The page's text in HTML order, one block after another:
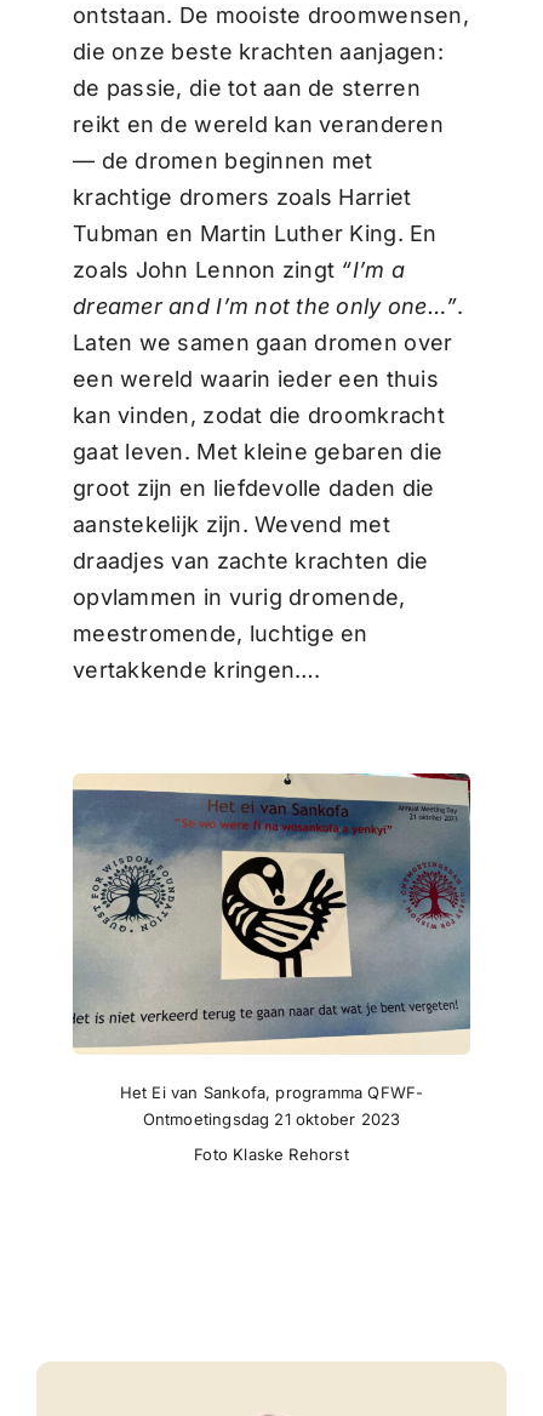
ontstaan. De mooiste droomwensen,
die onze beste krachten aanjagen:
de passie, die tot aan de sterren
reikt en de wereld kan veranderen
— de dromen beginnen met
krachtige dromers zoals Harriet
Tubman en Martin Luther King. En
zoals John Lennon zingt “I’m a
dreamer and I’m not the only one…”.
Laten we samen gaan dromen over
een wereld waarin ieder een thuis
kan vinden, zodat die droomkracht
gaat leven. Met kleine gebaren die
groot zijn en liefdevolle daden die
aanstekelijk zijn. Wevend met
draadjes van zachte krachten die
opvlammen in vurig dromende,
meestromende, luchtige en
vertakkende kringen….
Het Ei van Sankofa, programma QFWF-
Ontmoetingsdag 21 oktober 2023
Foto Klaske Rehorst